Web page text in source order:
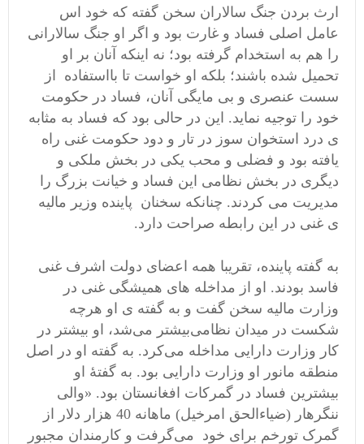
ارث بردن جنگ سالاران سخن گفته که خود اس
عامل اصلی فساد و غارت بود و اگر او جنگ سالارانی
را هم به استخدام گرفته بود؛ نه اینکه آنان بر او
تحمیل شده باشند؛ بلکه او خواست تا بااستفاده از
سست عنصری و بی مایگی آنان، فساد در حکومت
خود را توجیه نماید. این در حالی بود که فساد به مثابه
ی درد استخوان سوز در تار و دود حکومت غنی راه
یافته بود و فضلی و محب یکی در بخش ملکی و
دیگری در بخش نظامی این فساد و خیانت بزرگ را
مدیریت می کردند. چنانکه سخنان ‌ پاینده وزیر مالیه
ی غنی در این رابطه صراحت دارد.
به گفته پاینده، تقریبا همه اعضای دولت اشرف غنی
فاسد بودند. او از مداخله های همیشگی غنی در
وزارت مالیه سخن گفت و به گفته ی او هرچه
شکست در میدان نظامی‌بیشتر می‌شد، او بیشتر در
کار وزارت دارایی مداخله می‌کرد. به گفته او در اصل
منطقه مانور او وزارت دارایی بود. به گفتۀ او
بیشترین فساد در گمرکات افغانستان بود. «والی
ننگرهار (ضیاءالحق امرخیل) ماهانه 40 هزار دلار از
گمرک تورخم برای خود می‌گرفت و کارمندان مجبور